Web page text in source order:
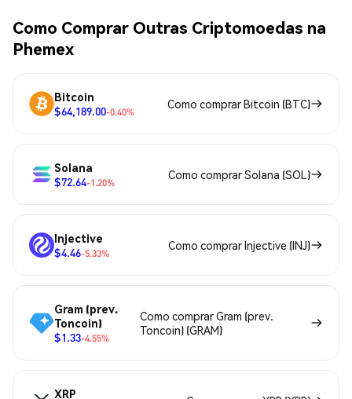
Como Comprar Outras Criptomoedas na
Phemex
Bitcoin
$64,189.00-0.40%
Como comprar Bitcoin (BTC)
Solana
$72.64-1.20%
Como comprar Solana (SOL)
Injective
$4.46-5.33%
Como comprar Injective (INJ)
Gram (prev.
Toncoin)
$1.33-4.55%
Como comprar Gram (prev.
Toncoin) (GRAM)
XRP